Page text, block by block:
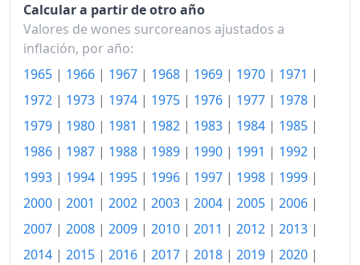
Calcular a partir de otro año
Valores de wones surcoreanos ajustados a
inflación, por año:
1965 | 1966 | 1967 | 1968 | 1969 | 1970 | 1971 |
1972 | 1973 | 1974 | 1975 | 1976 | 1977 | 1978 |
1979 | 1980 | 1981 | 1982 | 1983 | 1984 | 1985 |
1986 | 1987 | 1988 | 1989 | 1990 | 1991 | 1992 |
1993 | 1994 | 1995 | 1996 | 1997 | 1998 | 1999 |
2000 | 2001 | 2002 | 2003 | 2004 | 2005 | 2006 |
2007 | 2008 | 2009 | 2010 | 2011 | 2012 | 2013 |
2014 | 2015 | 2016 | 2017 | 2018 | 2019 | 2020 |